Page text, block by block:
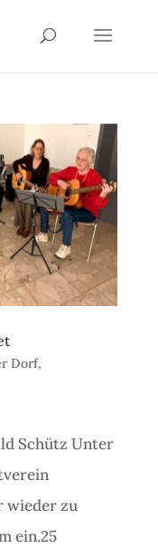
Dorf,
Schütz Unter
wieder zu
ein.25